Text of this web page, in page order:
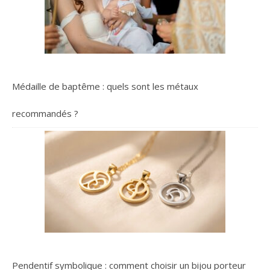
à la météo, à votre
logement et à chaque
pièce Les Têtes
Thermostatiques
Intelligentes Netatmo
de votre logement en
modulent le
fonctionnement des
radiateurs pour garantir la
température voulue, au
bon moment. Vous avez
programmé un salon à
20°C ? Ce sera fait.
pièce, les Têtes
Médaille de baptême : quels sont les métaux
recommandés ?
Pendentif symbolique : comment choisir un bijou porteur